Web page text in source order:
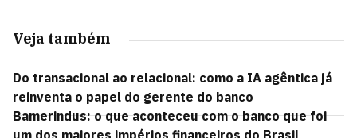
Veja também
Do transacional ao relacional: como a IA agêntica já
reinventa o papel do gerente do banco
Bamerindus: o que aconteceu com o banco que foi
um dos maiores impérios financeiros do Brasil